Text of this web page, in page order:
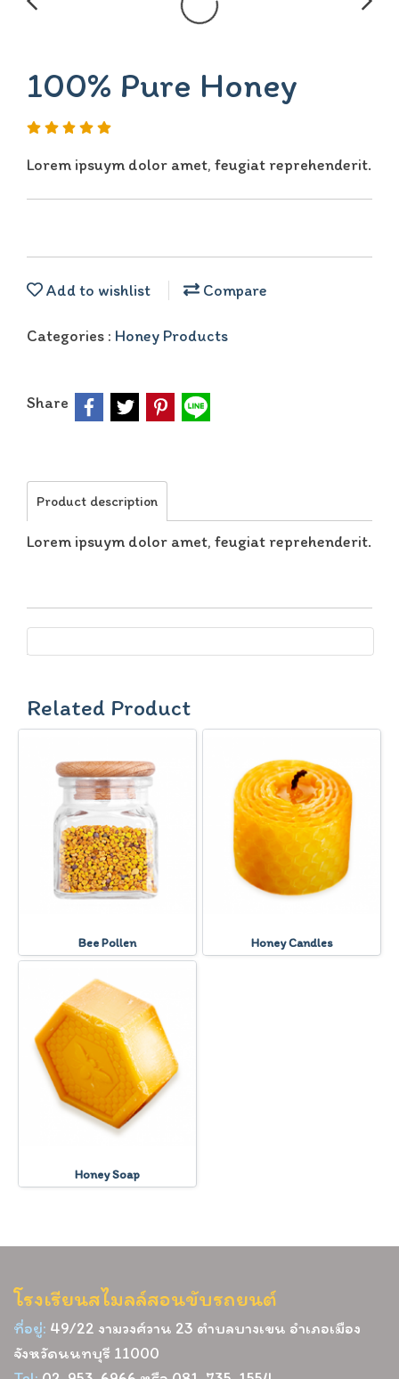
100% Pure Honey
Lorem ipsuym dolor amet, feugiat reprehenderit.
Add to wishlist Compare
Categories : Honey Products
Share
Product description
Lorem ipsuym dolor amet, feugiat reprehenderit.
Related Product
Bee Pollen Honey Candles
Honey Soap
โรงเรียนสไมลล์สอนขับรถยนต์
ที่อยู่: 49/22 งามวงศ์วาน 23 ตำบลบางเขน อำเภอเมือง
จังหวัดนนทบุรี 11000